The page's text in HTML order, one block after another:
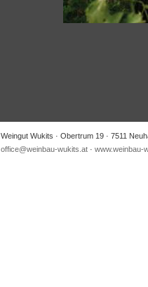
Weingut Wukits · Obertrum 19 · 7511
office@weinbau-wukits.at · www.weinbau-